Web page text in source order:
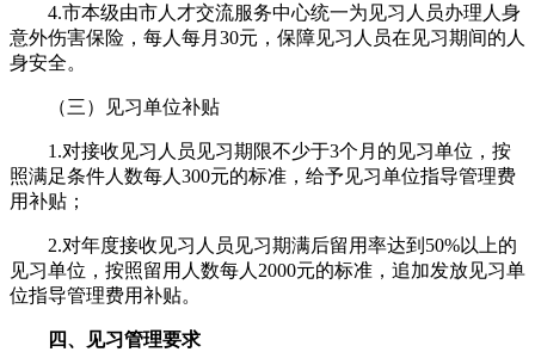
4.市本级由市人才交流服务中心统一为见习人员办理人身
意外伤害保险，每人每月30元，保障见习人员在见习期间的人
身安全。
（三）见习单位补贴
1.对接收见习人员见习期限不少于3个月的见习单位，按
照满足条件人数每人300元的标准，给予见习单位指导管理费
用补贴；
2.对年度接收见习人员见习期满后留用率达到50%以上的
见习单位，按照留用人数每人2000元的标准，追加发放见习单
位指导管理费用补贴。
四、见习管理要求